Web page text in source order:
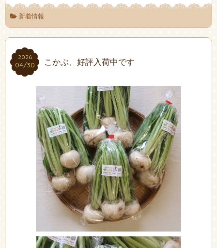
新着情報
2026
04/30
2026
04/30 こかぶ、好評入荷中です